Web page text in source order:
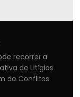
recorrer a
de Litígios
de Conflitos